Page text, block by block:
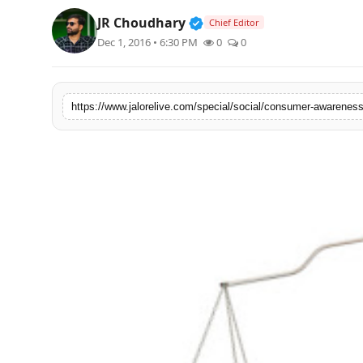
लाइफस्टाइल JR Choudhary Verified Public Figure •
Chief Editor
Dec 1, 2016 • 6:30 PM 0 0
https://www.jalorelive.com/special/social/consumer-